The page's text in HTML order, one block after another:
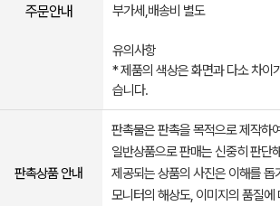
주문안내
부가세,배송비 별도
유의사항
* 제품의 색상은 화면과 다소 차이
습니다.
판촉상품 안내
판촉물은 판촉을 목적으로 제작하
일반상품으로 판매는 신중히 판단
제공되는 상품의 사진은 이해를
모니터의 해상도, 이미지의 품질